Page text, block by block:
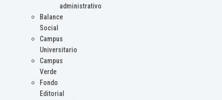
administrativo
Balance
Social
Campus
Universitario
Campus
Verde
Fondo
Editorial